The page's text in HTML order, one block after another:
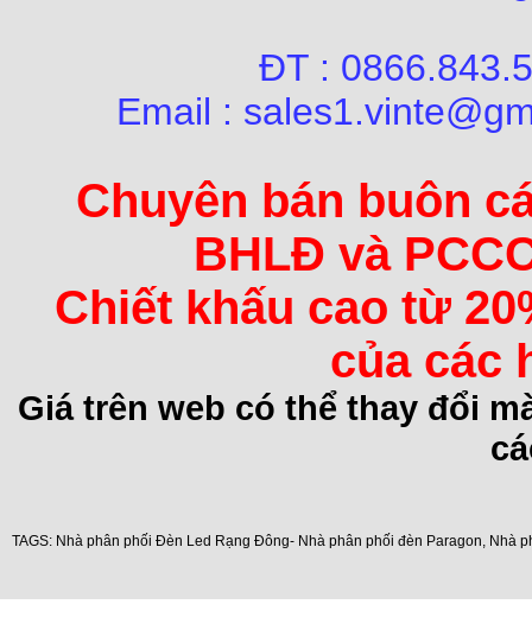
ĐT :
Email :
Chuyên bán buôn
BHLĐ và
Chiết khấu cao từ
của các
Giá trên web có thể thay đổi
TAGS: Nhà phân phối Đèn Led Rạng Đông- Nhà phân phối đèn Paragon, Nhà